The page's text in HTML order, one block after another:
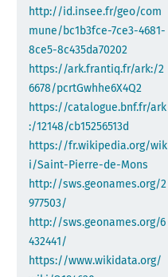
http://id.insee.fr/geo/com
mune/bc1b3fce-7ce3-4681-
8ce5-8c435da70202
https://ark.frantiq.fr/ark:/2
6678/pcrtGwhhe6X4Q2
https://catalogue.bnf.fr/ark
:/12148/cb15256513d
https://fr.wikipedia.org/wik
i/Saint-Pierre-de-Mons
http://sws.geonames.org/2
977503/
http://sws.geonames.org/6
432441/
https://www.wikidata.org/